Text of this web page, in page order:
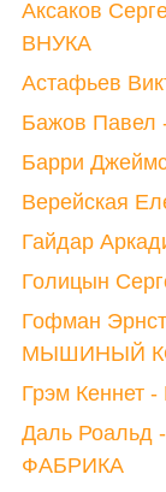
Аксаков
ВНУКА
Астафьев
Бажов
Барри
Верейская
Гайдар
Голицын
Гофман
МЫШИНЫЙ
Грэм Кеннет
Даль
ФАБРИКА